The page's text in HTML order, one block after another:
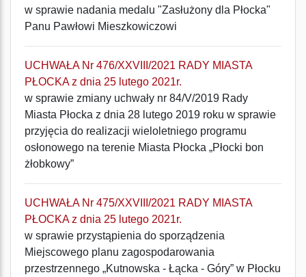
w sprawie nadania medalu "Zasłużony dla Płocka"
Panu Pawłowi Mieszkowiczowi
UCHWAŁA Nr 476/XXVIII/2021 RADY MIASTA
PŁOCKA z dnia 25 lutego 2021r.
w sprawie zmiany uchwały nr 84/V/2019 Rady
Miasta Płocka z dnia 28 lutego 2019 roku w sprawie
przyjęcia do realizacji wieloletniego programu
osłonowego na terenie Miasta Płocka „Płocki bon
żłobkowy”
UCHWAŁA Nr 475/XXVIII/2021 RADY MIASTA
PŁOCKA z dnia 25 lutego 2021r.
w sprawie przystąpienia do sporządzenia
Miejscowego planu zagospodarowania
przestrzennego „Kutnowska - Łącka - Góry” w Płocku